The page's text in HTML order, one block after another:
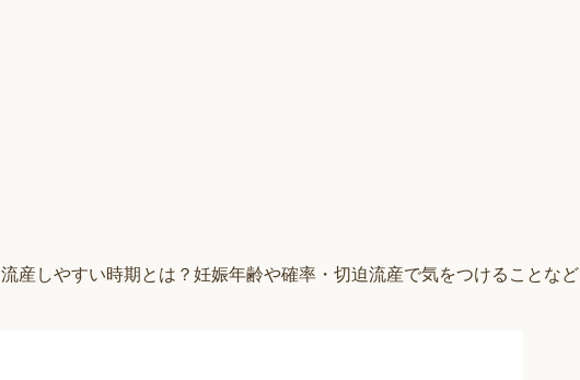
流産しやすい時期とは？妊娠年齢や確率・切迫流産で気をつけることなど